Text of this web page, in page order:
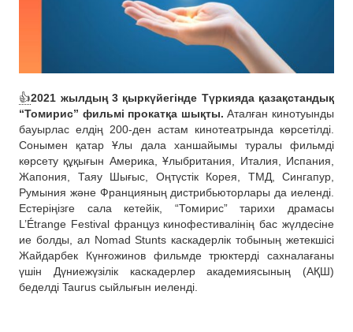
👍2021 жылдың 3 қыркүйегінде Түркияда қазақстандық
“Томирис” фильмі прокатқа шықты.Аталған кинотуынды
бауырлас елдің 200-ден астам кинотеатрында көрсетілді.
Сонымен қатар Ұлы дала ханшайымы туралы фильмді
көрсету құқығын Америка, Ұлыбритания, Италия, Испания,
Жапония, Таяу Шығыс, Оңтүстік Корея, ТМД, Сингапур,
Румыния және Францияның дистрибьюторлары да иеленді.
Естеріңізге сала кетейік, “Томирис” тарихи драмасы
L’Étrange Festival француз кинофестивалінің бас жүлдесіне
ие болды, ал Nomad Stunts каскадерлік тобының жетекшісі
Жайдарбек Күнғожинов фильмде трюктерді сахналағаны
үшін Дүниежүзілік каскадерлер академиясының (АҚШ)
беделді Taurus сыйлығын иеленді.